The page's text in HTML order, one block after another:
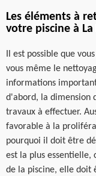
Les éléments à
votre piscine à
Il est possible que
vous même le
informations
d'abord, la dimension
travaux à effectuer.
favorable à la
pourquoi il doit être
est la plus essentielle,
de la piscine, elle doit